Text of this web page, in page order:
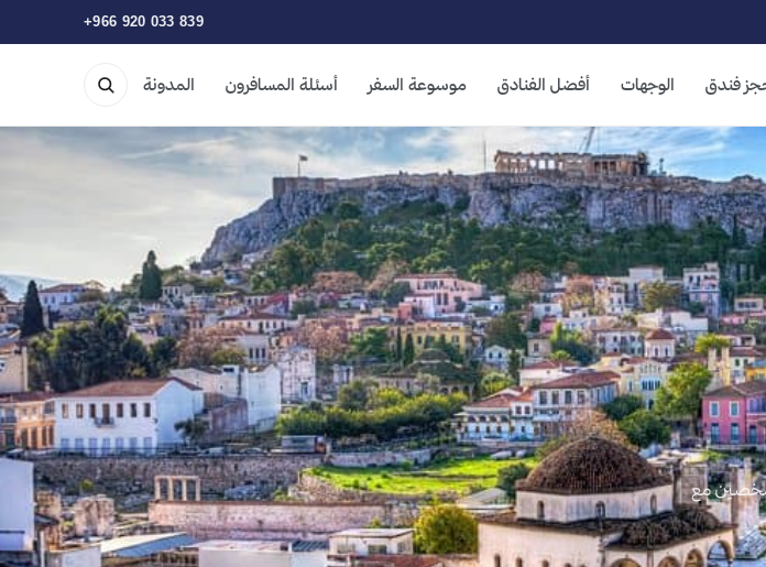
+966 920 033 839
فندق الوجهات أفضل الفنادق موسوعة السفر أسئلة المسافرون المدونة
لشخصين مع